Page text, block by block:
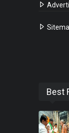
Best